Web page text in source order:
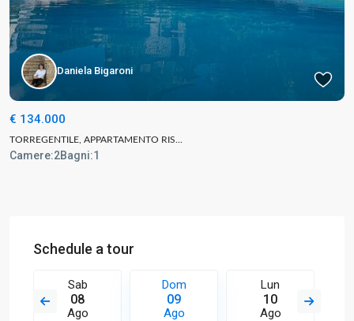
Daniela Bigaroni
€ 134.000
TORREGENTILE, APPARTAMENTO RIS...
Camere:2Bagni:1
Schedule a tour
Sab
08
Ago
Dom
09
Ago
Lun
10
Ago